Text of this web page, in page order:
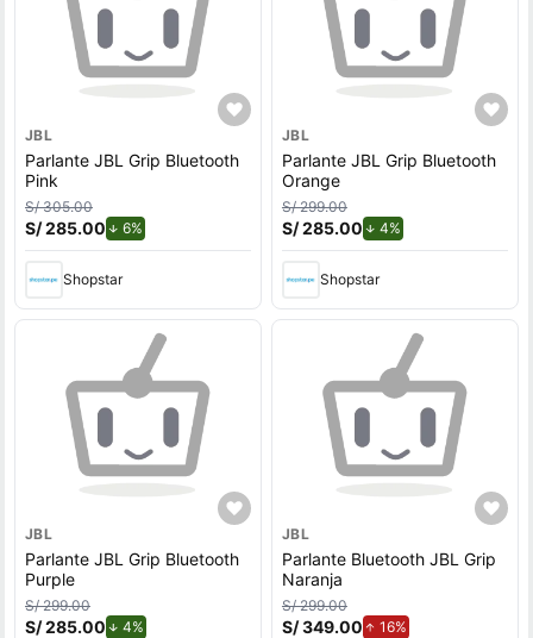
JBL
Parlante JBL Grip Bluetooth
Pink
S/ 305.00
S/ 285.00 6%
Shopstar
JBL
Parlante JBL Grip Bluetooth
Orange
S/ 299.00
S/ 285.00 4%de descuento.
Shopstar
JBL
Parlante JBL Grip Bluetooth
Purple
S/ 299.00
S/ 285.00 4%
JBL
Parlante Bluetooth JBL Grip
Naranja
S/ 299.00
S/ 349.00 16%de aumento.